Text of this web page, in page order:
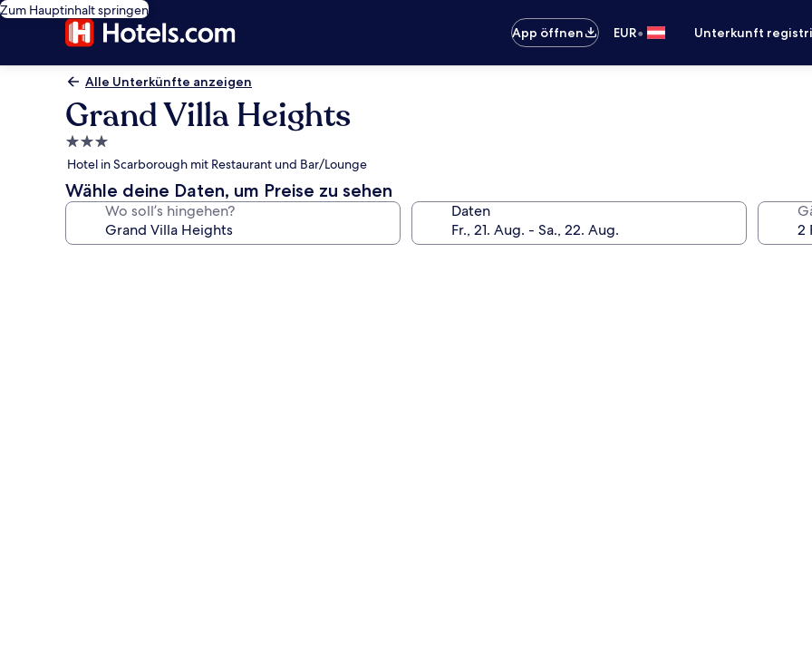
Zum Hauptinhalt springen
App öffnen
EUR• Unterkunft
Alle Unterkünfte anzeigen
Grand Villa Heights
3.0-
Sterne-
Unterkunft
Hotel in Scarborough mit Restaurant und Bar/Lounge
Wähle deine Daten, um Preise zu sehen
Wo soll’s hingehen? Daten